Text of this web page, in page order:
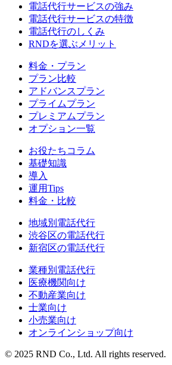
電話代行サービスの強み
電話代行サービスの特徴
電話代行のしくみ
RNDを選ぶメリット
料金・プラン
プラン比較
アドバンスプラン
プライムプラン
プレミアムプラン
オプション一覧
お役たちコラム
基礎知識
導入
運用Tips
料金・比較
地域別電話代行
渋谷区の電話代行
新宿区の電話代行
業種別電話代行
医療機関向け
不動産業向け
士業向け
小売業向け
オンラインショップ向け
© 2025 RND Co., Ltd. All rights reserved.